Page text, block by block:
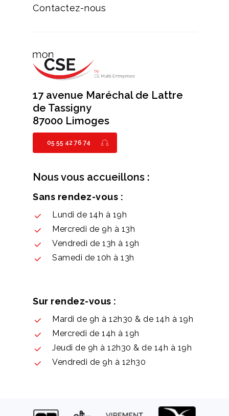
Contactez-nous
17 avenue Maréchal de Lattre
de Tassigny
87000 Limoges
05 55 42 76 74
Nous vous accueillons :
Sans rendez-vous :
Lundi de 14h à 19h
Mercredi de 9h à 13h
Vendredi de 13h à 19h
Samedi de 10h à 13h
Sur rendez-vous :
Mardi de 9h à 12h30 & de 14h à 19h
Mercredi de 14h à 19h
Jeudi de 9h à 12h30 & de 14h à 19h
Vendredi de 9h à 12h30